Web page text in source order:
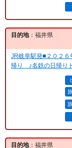
目的地：福井県
JR岐阜駅発■２０２
帰り ♪名鉄の日帰り
目的地：福井県